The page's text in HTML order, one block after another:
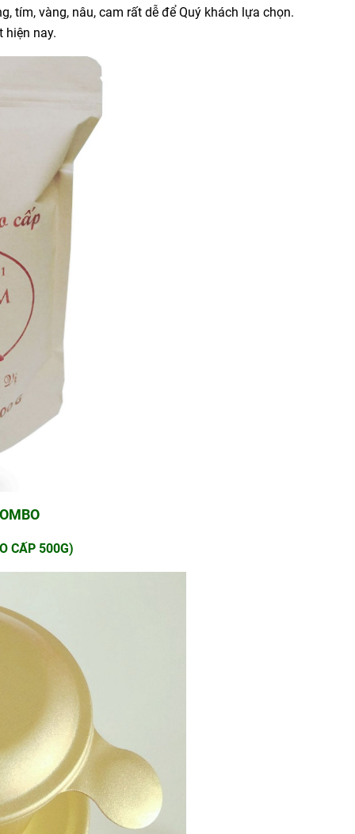
tím, vàng, nâu, cam rất dễ để Quý khách lựa chọn.
hiện nay.
CẤP 500G)